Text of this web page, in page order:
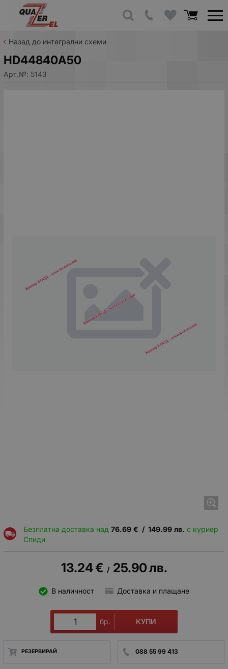
Назад до интегрални схеми
HD44840A50
Арт.№: 5143
Безплатна доставка над 76.69 € / 149.99 лв. с куриер
Спиди
13.24€ / 25.90лв.
В наличност Доставка и плащане
бр. КУПИ
РЕЗЕРВИРАЙ 088 55 99 413